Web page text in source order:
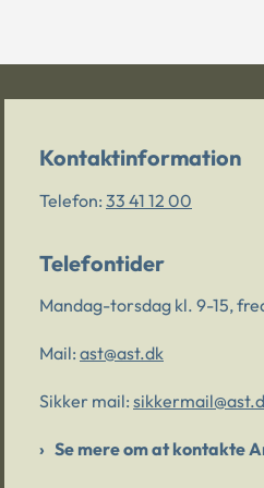
Kontaktinformation
Telefon: 33 41 12 00
Telefontider
Mandag-torsdag kl. 9-15,
Mail: ast@ast.dk
Sikker mail:
Se mere om at kontakte